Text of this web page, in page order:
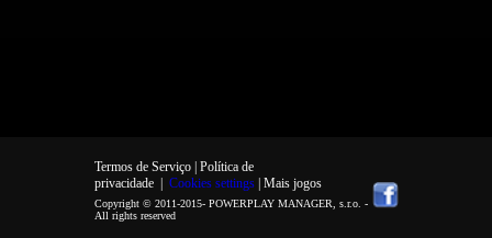
Termos de Serviço | Política de
privacidade| Cookies settings | Mais jogos
Copyright © 2011-2015- POWERPLAY MANAGER, s.r.o. -
All rights reserved